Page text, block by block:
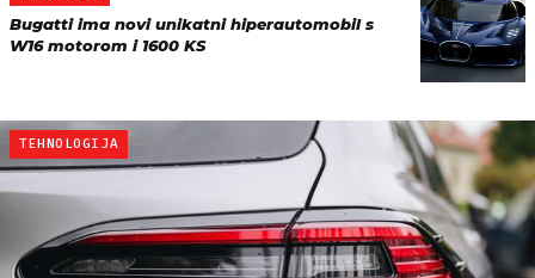
Bugatti ima novi unikatni hiperautomobil s
W16 motorom i 1600 KS
TEHNOLOGIJA